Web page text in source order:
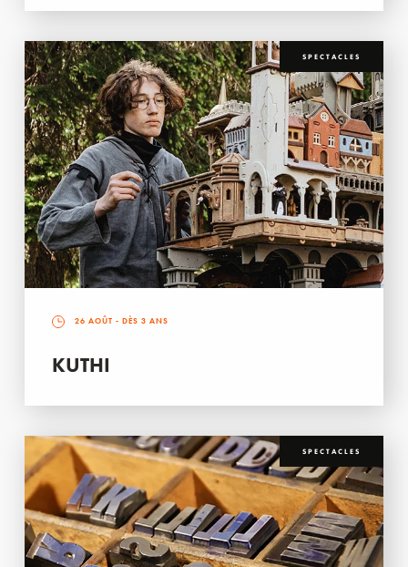
SPECTACLES
26 AOÛT - DÈS 3 ANS
KUTHI
SPECTACLES